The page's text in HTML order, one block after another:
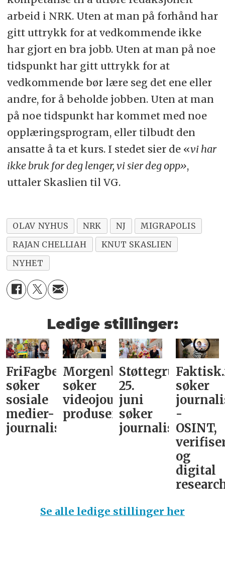
arbeid i NRK. Uten at man på forhånd har
gitt uttrykk for at vedkommende ikke
har gjort en bra jobb. Uten at man på noe
tidspunkt har gitt uttrykk for at
vedkommende bør lære seg det ene eller
andre, for å beholde jobben. Uten at man
på noe tidspunkt har kommet med noe
opplæringsprogram, eller tilbudt den
ansatte å ta et kurs. I stedet sier de «vi har
ikke bruk for deg lenger, vi sier deg opp»,
uttaler Skaslien til VG.
OLAV NYHUS NRK NJ
MIGRAPOLIS
RAJAN CHELLIAH
KNUT SKASLIEN
NYHET
Ledige stillinger:
FriFagbevegelse
søker
sosiale
medier-
journalist
Morgenbladet
søker
videojournalist/podkast-
produsent
Støttegruppa
25.
juni
søker
journalist
søker
-
OSINT,
og
digital
Se alle ledige stillinger her